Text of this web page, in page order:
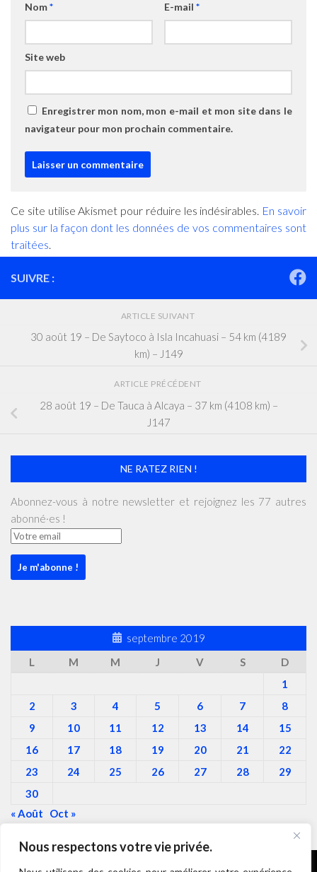
Nous respectons votre vie privée.
Nom* E-mail *
Site web
Enregistrer mon nom, mon e-mail et mon site dans le
navigateur pour mon prochain commentaire.
Ce site utilise Akismet pour réduire les indésirables. En savoir
plus sur la façon dont les données de vos commentaires sont
traitées.
SUIVRE :
ARTICLE SUIVANT
30 août 19 – De Saytoco à Isla Incahuasi – 54 km (4189
km) – J149
ARTICLE PRÉCÉDENT
28 août 19 – De Tauca à Alcaya – 37 km (4108 km) –
J147
NE RATEZ RIEN !
Abonnez-vous à notre newsletter et rejoignez les 77 autres
abonné·es !
septembre 2019
L
M M J V S
D
1
2
3 4 5 6 7
8
9
10 11 12 13 14
15
16
17 18 19 20 21
22
23
24 25 26 27 28
29
30
« Août
Oct »